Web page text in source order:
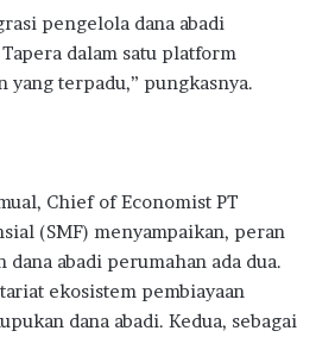
pengelola dana abadi
dalam satu platform
yang terpadu,” pungkasnya.
Chief of Economist PT
(SMF) menyampaikan, peran
dana abadi perumahan ada dua.
ekosistem pembiayaan
dana abadi. Kedua, sebagai